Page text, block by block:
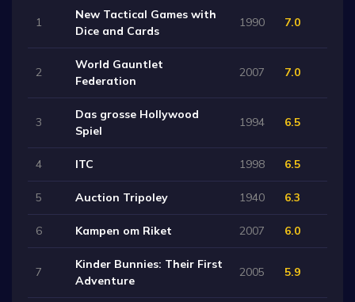
1
New Tactical Games with
Dice and Cards
1990 7.0
2
World Gauntlet
Federation
2007 7.0
3
Das grosse Hollywood
Spiel
1994 6.5
4 ITC 1998 6.5
5 Auction Tripoley 1940 6.3
6 Kampen om Riket 2007 6.0
7
Kinder Bunnies: Their First
Adventure
2005 5.9